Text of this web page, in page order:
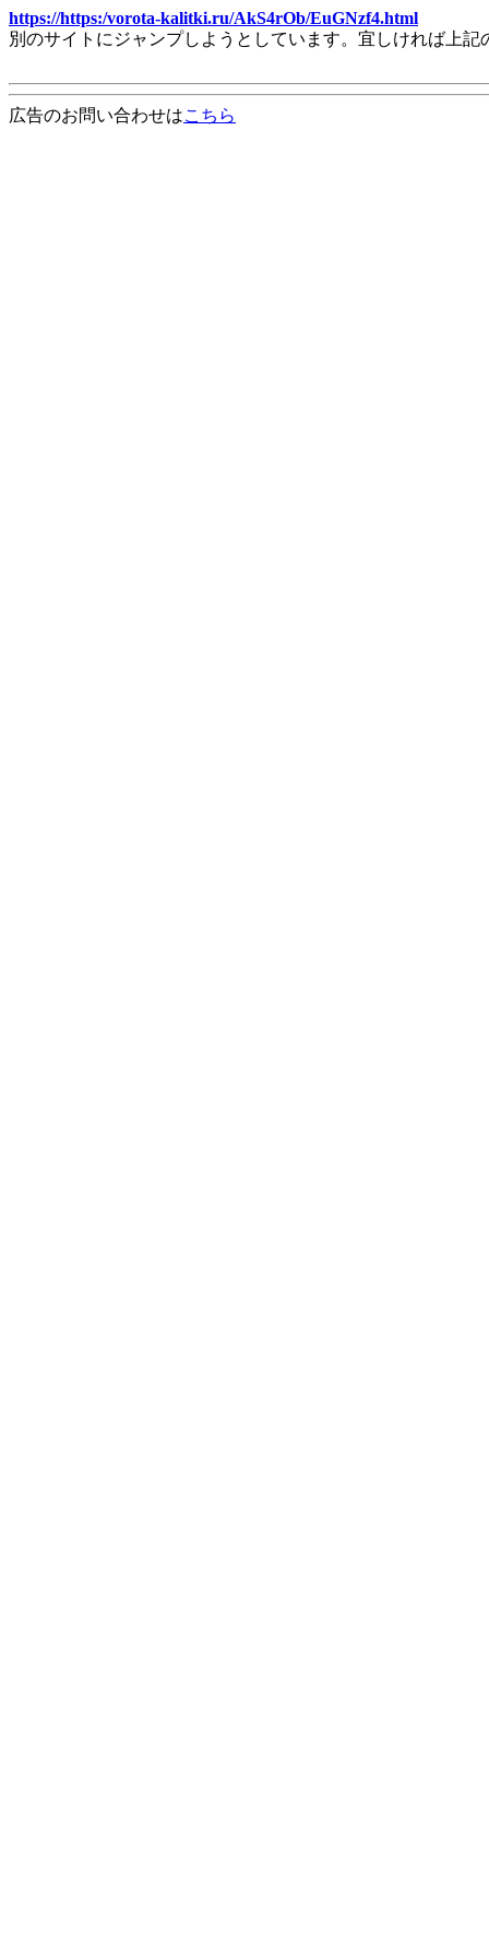
https://https:/vorota-kalitki.ru/AkS4rOb/EuGNzf4.html
別のサイトにジャンプしようとしています。宜しければ上
広告のお問い合わせはこちら